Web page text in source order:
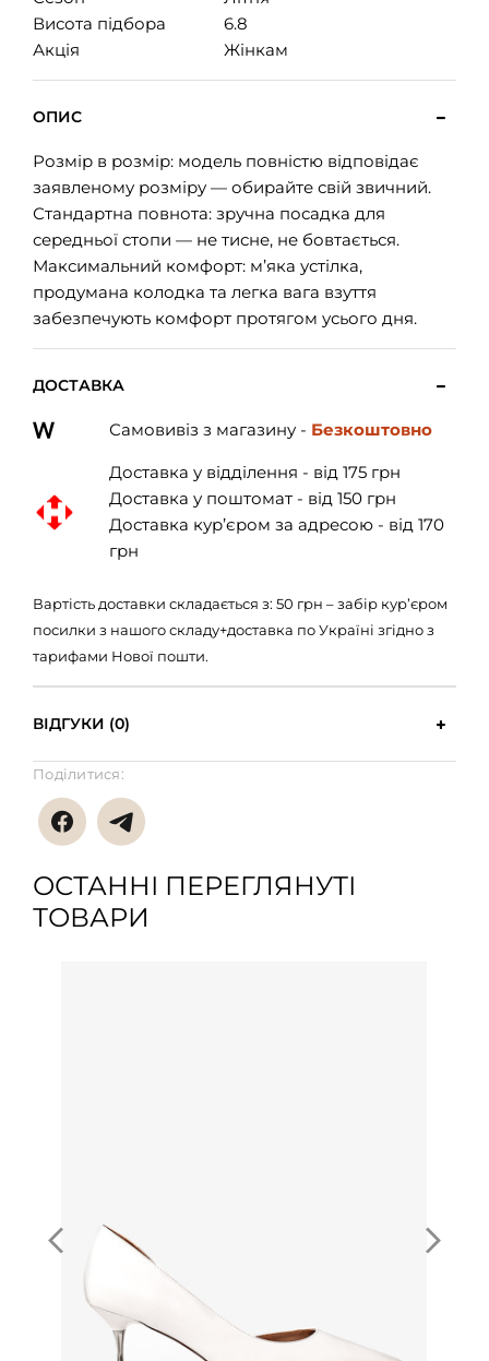
Висота підбора
6.8
Акція
Жінкам
ОПИС
Розмір в розмір: модель повністю відповідає
заявленому розміру — обирайте свій звичний.
Стандартна повнота: зручна посадка для
середньої стопи — не тисне, не бовтається.
Максимальний комфорт: м’яка устілка,
продумана колодка та легка вага взуття
забезпечують комфорт протягом усього дня.
ДОСТАВКА
Самовивіз з магазину - Безкоштовно
Доставка у відділення - від 175 грн
Доставка у поштомат - від 150 грн
Доставка кур’єром за адресою - від 170
грн
Вартість доставки складається з: 50 грн – забір кур’єром
посилки з нашого складу+доставка по Україні згідно з
тарифами Нової пошти.
ВІДГУКИ (0)
Поділитися:
ОСТАННІ ПЕРЕГЛЯНУТІ
ТОВАРИ